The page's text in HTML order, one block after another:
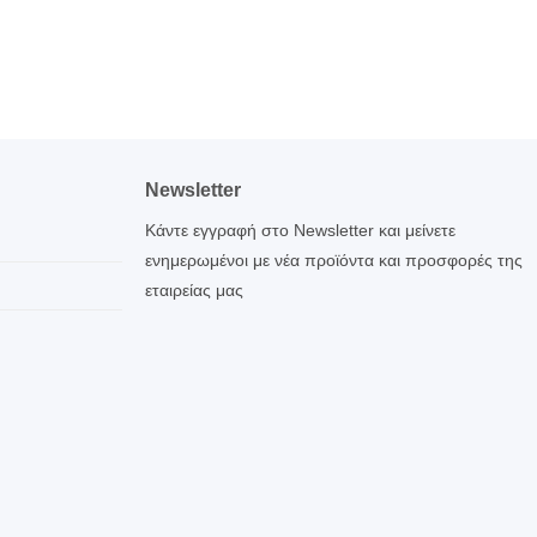
Newsletter
Κάντε εγγραφή στο Newsletter και μείνετε
ενημερωμένοι με νέα προϊόντα και προσφορές της
εταιρείας μας